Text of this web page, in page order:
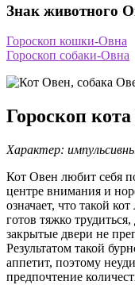
Знак животного
Гороскоп кошки-Овна
Гороскоп собаки-Овна
Гороскоп
Характер:
Кот Овен любит себя
центре внимания и
означает, что такой
готов тяжко
закрытые двери не
Результатом такой
аппетит, поэтому
предпочтение